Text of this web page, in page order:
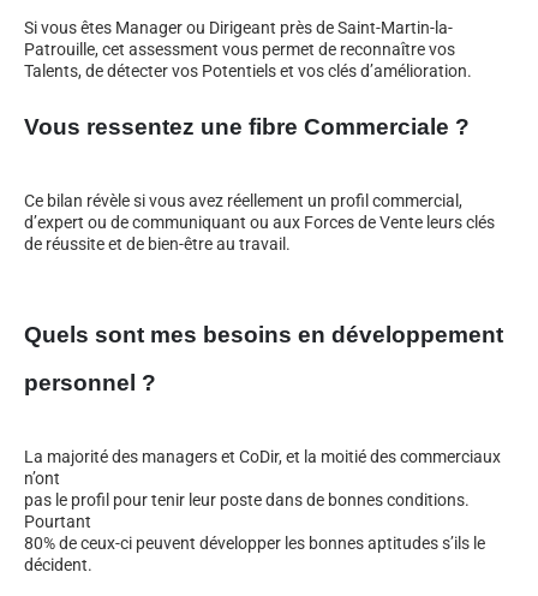
Si vous êtes Manager ou Dirigeant près de Saint-Martin-la-
Patrouille, cet assessment vous permet de reconnaître vos
Talents, de détecter vos Potentiels et vos clés d’amélioration.
Vous ressentez une fibre Commerciale ?
Ce bilan révèle si vous avez réellement un profil commercial,
d’expert ou de communiquant ou aux Forces de Vente leurs clés
de réussite et de bien-être au travail.
Quels sont mes besoins en développement
personnel ?
La majorité des managers et CoDir, et la moitié des commerciaux
n’ont
pas le profil pour tenir leur poste dans de bonnes conditions.
Pourtant
80% de ceux-ci peuvent développer les bonnes aptitudes s’ils le
décident.